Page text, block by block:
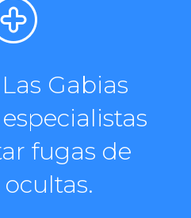
Gabias
fugas de